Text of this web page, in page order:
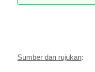
Sumber dan rujukan: